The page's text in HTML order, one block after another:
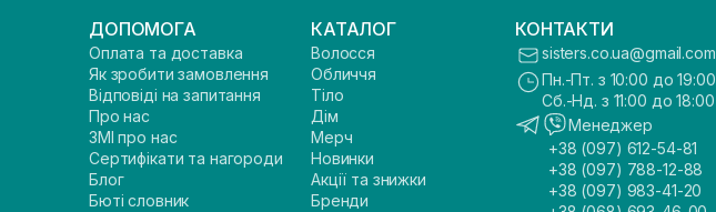
ДОПОМОГА
Оплата та доставка
Як зробити замовлення
Відповіді на запитання
Про нас
ЗМІ про нас
Сертифікати та нагороди
Блог
Бюті словник
КАТАЛОГ
Волосся
Обличчя
Тіло
Дім
Мерч
Новинки
Акції та знижки
Бренди
КОНТАКТИ
sisters.co.ua@gmail.com
Пн.-Пт. з 10:00 до 19:00
Сб.-Нд. з 11:00 до 18:00
Менеджер
+38 (097) 612-54-81
+38 (097) 788-12-88
+38 (097) 983-41-20